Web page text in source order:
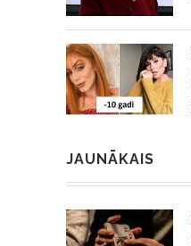
JAUNĀKAIS